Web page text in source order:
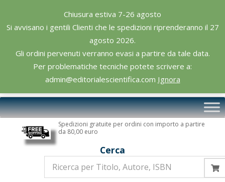
Chiusura estiva 7-26 agosto
Si avvisano i gentili Clienti che le spedizioni riprenderanno il 27
agosto 2026.
Gli ordini pervenuti verranno evasi a partire da tale data.
Per problematiche tecniche potete scrivere a:
admin@editorialescientifica.com Ignora
content
Editoriale
Scientifica
Primary
Navigation
Spedizioni gratuite per ordini con importo a partire
da 80,00 euro
Cerca